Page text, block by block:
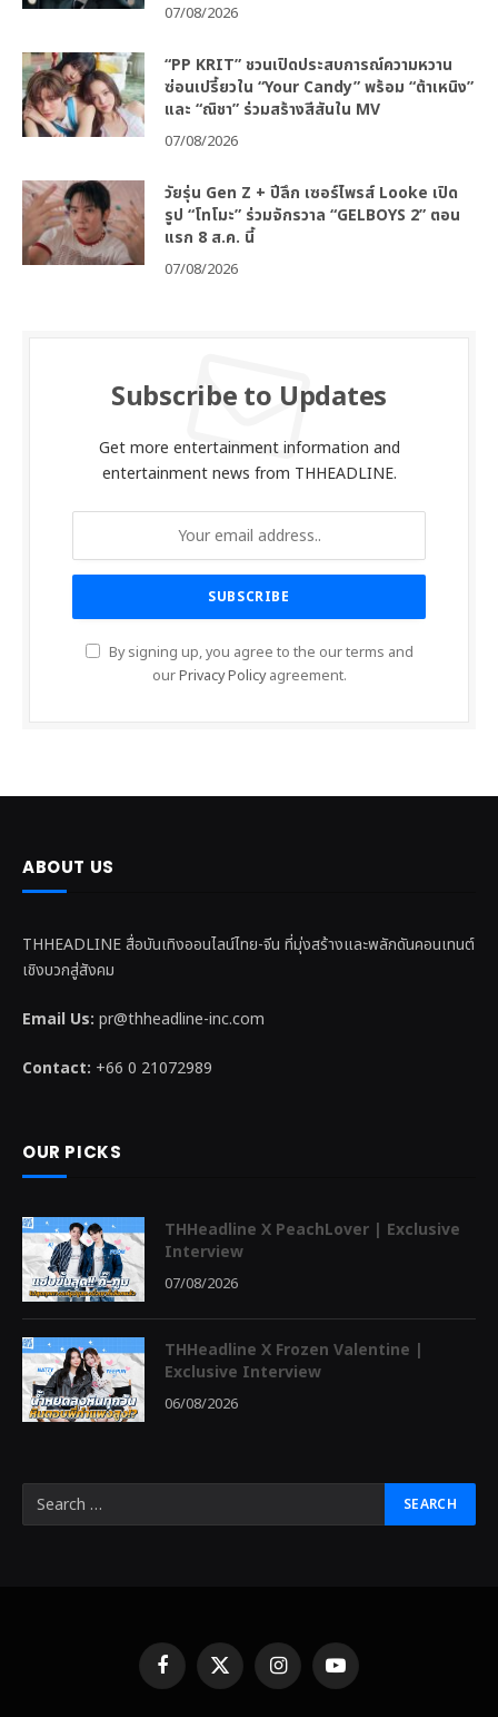
07/08/2026
“PP KRIT” ชวนเปิดประสบการณ์ความหวาน
ซ่อนเปรี้ยวใน “Your Candy” พร้อม “ต้าเหนิง”
และ “ณิชา” ร่วมสร้างสีสันใน MV
07/08/2026
วัยรุ่น Gen Z + ปีลึก เซอร์ไพรส์ Looke เปิด
รูป “โทโมะ” ร่วมจักรวาล “GELBOYS 2” ตอน
แรก 8 ส.ค. นี้
07/08/2026
Subscribe to Updates
Get more entertainment information and
entertainment news from THHEADLINE.
By signing up, you agree to the our terms and
ourPrivacy Policyagreement.
ABOUT US
THHEADLINE สื่อบันเทิงออนไลน์ไทย-จีน ที่มุ่งสร้างและพลักดันคอนเทนต์
เชิงบวกสู่สังคม
Email Us: pr@thheadline-inc.com
Contact: +66 0 21072989
OUR PICKS
THHeadline X PeachLover | Exclusive
Interview
07/08/2026
THHeadline X Frozen Valentine |
Exclusive Interview
06/08/2026
FacebookX
(Twitter)
InstagramYouTube